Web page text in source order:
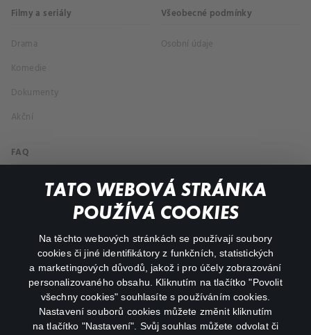
TATO WEBOVÁ STRÁNKA
POUŽÍVÁ COOKIES
Na těchto webových stránkách se používají soubory
cookies či jiné identifikátory z funkčních, statistických
a marketingových důvodů, jakož i pro účely zobrazování
personalizovaného obsahu. Kliknutím na tlačítko "Povolit
všechny cookies" souhlasíte s používáním cookies.
Nastavení souborů cookies můžete změnit kliknutím
na tlačítko "Nastavení". Svůj souhlas můžete odvolat či
Filmy a seriály
Drama
Komedie
Dokumenty
Akční
Všeobecné podmínky
Osobní údaje
FAQ
Můj účet
Důležité odkazy
facebookinstagram
youtube